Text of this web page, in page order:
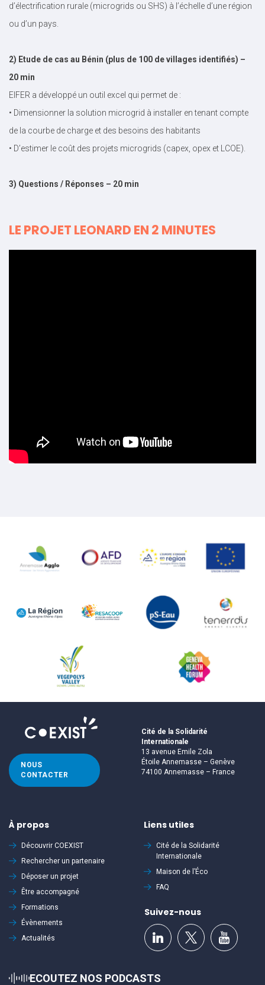
d’électrification rurale (microgrids ou SHS) à l’échelle d’une région
ou d’un pays.
2) Etude de cas au Bénin (plus de 100 de villages identifiés) –
20 min
EIFER a développé un outil excel qui permet de :
• Dimensionner la solution microgrid à installer en tenant compte
de la courbe de charge et des besoins des habitants
• D’estimer le coût des projets microgrids (capex, opex et LCOE).
3) Questions / Réponses – 20 min
LE PROJET LEONARD EN 2 MINUTES
NOUS
CONTACTER
Cité de la Solidarité
Internationale
13 avenue Emile Zola
Étoile Annemasse – Genève
74100 Annemasse – France
À propos
Découvrir COEXIST
Rechercher un partenaire
Déposer un projet
Être accompagné
Formations
Évènements
Actualités
Liens utiles
Cité de la Solidarité
Internationale
Maison de l’Éco
FAQ
Suivez-nous
ECOUTEZ NOS PODCASTS